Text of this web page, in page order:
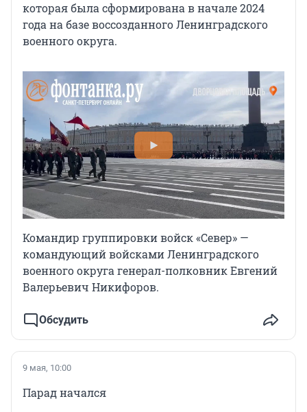
которая была сформирована в начале 2024
года на базе воссозданного Ленинградского
военного округа.
Командир группировки войск «Север» —
командующий войсками Ленинградского
военного округа генерал-полковник Евгений
Валерьевич Никифоров.
Обсудить
9 мая, 10:00
Парад начался